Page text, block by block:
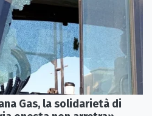
Gas, la solidarietà di